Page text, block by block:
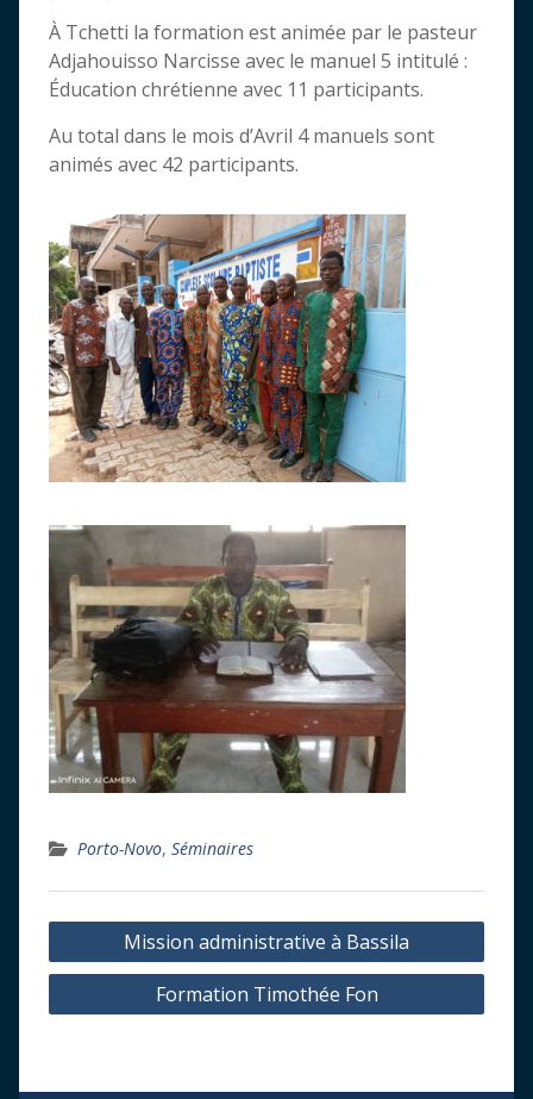
À Tchetti la formation est animée par le pasteur
Adjahouisso Narcisse avec le manuel 5 intitulé :
Éducation chrétienne avec 11 participants.
Au total dans le mois d’Avril 4 manuels sont
animés avec 42 participants.
Porto-Novo, Séminaires
Navigation
de
Mission administrative à Bassila
Formation Timothée Fon